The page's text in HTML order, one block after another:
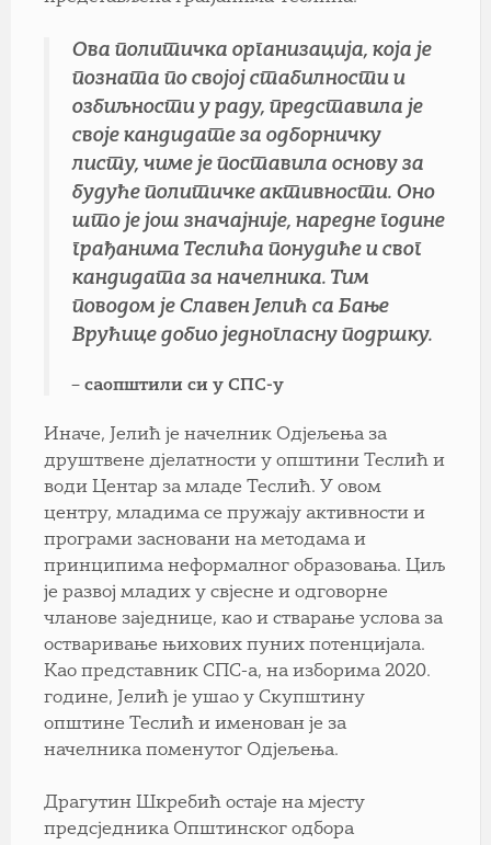
Ова политичка организација, која је
позната по својој стабилности и
озбиљности у раду, представила је
своје кандидате за одборничку
листу, чиме је поставила основу за
будуће политичке активности. Оно
што је још значајније, наредне године
грађанима Теслића понудиће и свог
кандидата за начелника. Тим
поводом је Славен Јелић са Бање
Врућице добио једногласну подршку.
– саопштили си у СПС-у
Иначе, Јелић је начелник Одјељења за
друштвене дјелатности у општини Теслић и
води Центар за младе Теслић. У овом
центру, младима се пружају активности и
програми засновани на методама и
принципима неформалног образовања. Циљ
је развој младих у свјесне и одговорне
чланове заједнице, као и стварање услова за
остваривање њихових пуних потенцијала.
Као представник СПС-а, на изборима 2020.
године, Јелић је ушао у Скупштину
општине Теслић и именован је за
начелника поменутог Одјељења.
Драгутин Шкребић остаје на мјесту
предсједника Општинског одбора